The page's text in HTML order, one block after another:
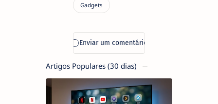
Artigos Populares (30 dias)